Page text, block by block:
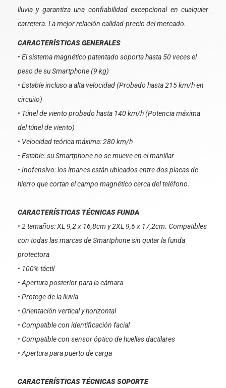
lluvia y garantiza una confiabilidad excepcional en cualquier
carretera. La mejor relación calidad-precio del mercado.
CARACTERÍSTICAS GENERALES
• El sistema magnético patentado soporta hasta 50 veces el
peso de su Smartphone (9 kg)
• Estable incluso a alta velocidad (Probado hasta 215 km/h en
circuito)
• Túnel de viento probado hasta 140 km/h (Potencia máxima
del túnel de viento)
• Velocidad teórica máxima: 280 km/h
• Estable: su Smartphone no se mueve en el manillar
• Inofensivo: los imanes están ubicados entre dos placas de
hierro que cortan el campo magnético cerca del teléfono.
CARACTERÍSTICAS TÉCNICAS FUNDA
• 2 tamaños: XL 9,2 x 16,8cm y 2XL 9,6 x 17,2cm. Compatibles
con todas las marcas de Smartphone sin quitar la funda
protectora
• 100% táctil
• Apertura posterior para la cámara
• Protege de la lluvia
• Orientación vertical y horizontal
• Compatible con identificación facial
• Compatible con sensor óptico de huellas dactilares
• Apertura para puerto de carga
CARACTERÍSTICAS TÉCNICAS SOPORTE